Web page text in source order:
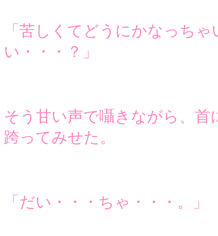
「苦しくてどうにかなっち
い・・・？」
そう甘い声で囁きながら、
跨ってみせた。
「だい・・・ちゃ・・・。」